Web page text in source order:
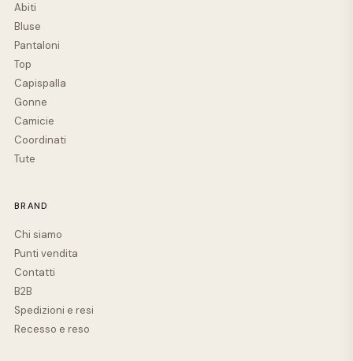
Abiti
Bluse
Pantaloni
Top
Capispalla
Gonne
Camicie
Coordinati
Tute
BRAND
Chi siamo
Punti vendita
Contatti
B2B
Spedizioni e resi
Recesso e reso